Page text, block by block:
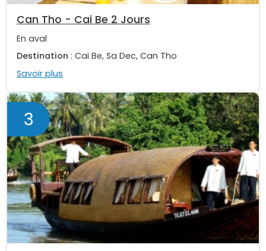
Can Tho - Cai Be 2 Jours
En aval
Destination : Cai Be, Sa Dec, Can Tho
Savoir plus
3